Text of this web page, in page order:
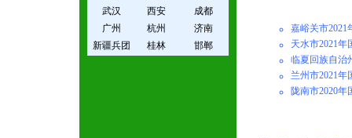
武汉
西安
成都
广州
杭州
济南
新疆兵团
桂林 邯郸
嘉峪关市2021
天水市2021
临夏回族自治
兰州市2021
陇南市2020